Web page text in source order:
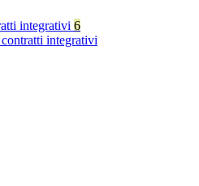
integrativi 6
integrativi